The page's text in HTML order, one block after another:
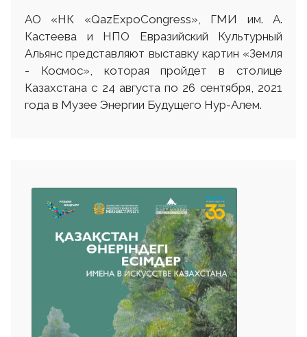
АО «НК «QazExpoCongress», ГМИ им. А.
Кастеева и НПО Евразийский Культурный
Альянс представляют выставку картин «Земля
- Космос», которая пройдет в столице
Казахстана с 24 августа по 26 сентября, 2021
года в Музее Энергии Будущего Нур-Алем.